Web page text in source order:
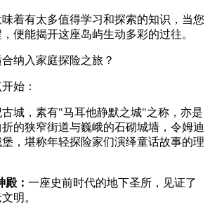
着有太多值得学习和探索的知识，当您
便能揭开这座岛屿生动多彩的过往。
纳入家庭探险之旅？
始：
城，素有"马耳他静默之城"之称，亦是
的狭窄街道与巍峨的石砌城墙，令姆迪
，堪称年轻探险家们演绎童话故事的理
殿： 一座史前时代的地下圣所，见证了
明。